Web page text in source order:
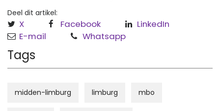
Deel dit artikel:
X Facebook
LinkedIn
E-mail
Whatsapp
Tags
midden-limburg limburg mbo